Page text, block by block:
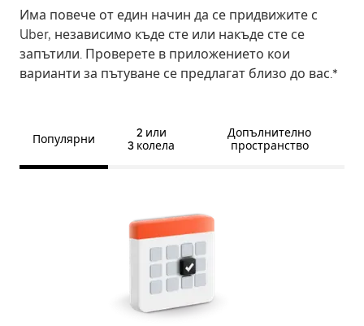
Има повече от един начин да се придвижите с
Uber, независимо къде сте или накъде сте се
запътили. Проверете в приложението кои
варианти за пътуване се предлагат близо до вас.*
Популярни
2 или
3 колела
Допълнително
пространство